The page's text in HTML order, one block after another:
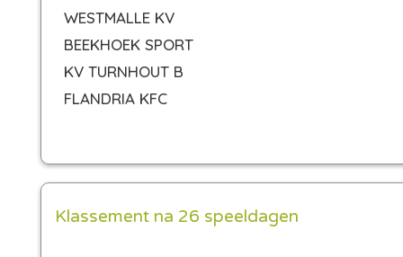
WESTMALLE KV
BEEKHOEK SPORT
KV TURNHOUT B
FLANDRIA KFC
Klassement na 26 speeldagen